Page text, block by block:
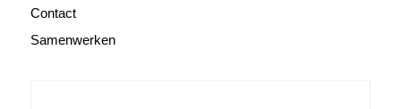
Contact
Samenwerken